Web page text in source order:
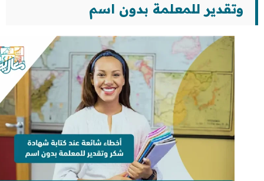
وتقدير للمعلمة بدون اسم